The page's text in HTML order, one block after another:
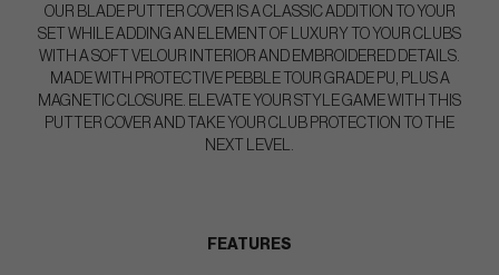
OUR BLADE PUTTER COVER IS A CLASSIC ADDITION TO YOUR
SET WHILE ADDING AN ELEMENT OF LUXURY TO YOUR CLUBS
WITH A SOFT VELOUR INTERIOR AND EMBROIDERED DETAILS.
MADE WITH PROTECTIVE PEBBLE TOUR GRADE PU, PLUS A
MAGNETIC CLOSURE. ELEVATE YOUR STYLE GAME WITH THIS
PUTTER COVER AND TAKE YOUR CLUB PROTECTION TO THE
NEXT LEVEL.
FEATURES